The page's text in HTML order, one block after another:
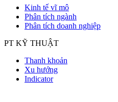
Kinh tế vĩ mô
Phân tích ngành
Phân tích doanh nghiệp
PT KỸ THUẬT
Thanh khoản
Xu hướng
Indicator